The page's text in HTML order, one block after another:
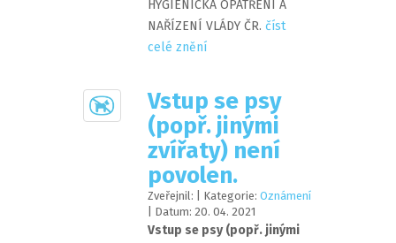
HYGIENICKÁ OPATŘENÍ A
NAŘÍZENÍ VLÁDY ČR. číst
celé znění
Vstup se psy
(popř. jinými
zvířaty) není
povolen.
Zveřejnil: | Kategorie: Oznámení
| Datum: 20. 04. 2021
Vstup se psy (popř. jinými